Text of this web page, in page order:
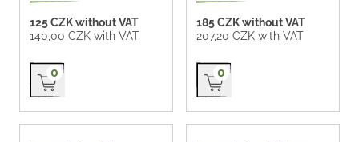
125 CZK without VAT
140,00 CZK with VAT
Přidat do košíku
0
185 CZK without VAT
207,20 CZK with VAT
Přidat do košíku
0